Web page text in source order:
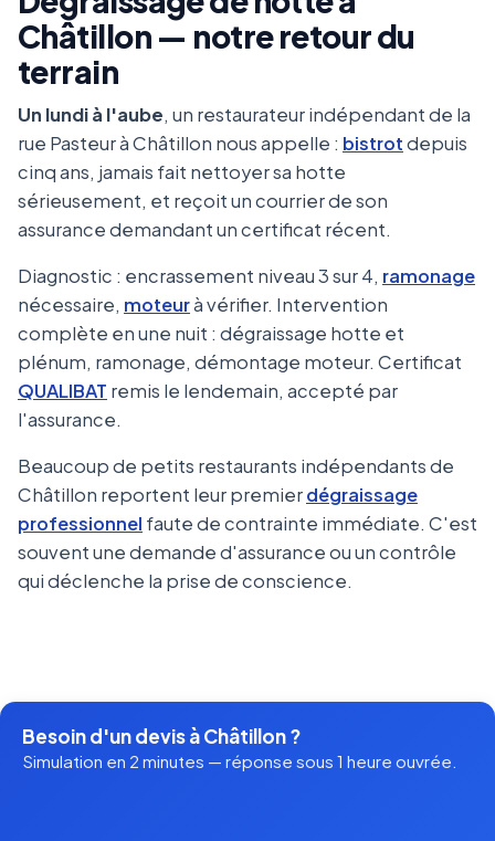
Châtillon — notre retour du
terrain
Un lundi à l'aube, un restaurateur indépendant de la
rue Pasteur à Châtillon nous appelle : bistrotdepuis
cinq ans, jamais fait nettoyer sa hotte
sérieusement, et reçoit un courrier de son
assurance demandant un certificat récent.
Diagnostic : encrassement niveau 3 sur 4, ramonage
nécessaire, moteurà vérifier. Intervention
complète en une nuit : dégraissage hotte et
plénum, ramonage, démontage moteur. Certificat
QUALIBAT remis le lendemain, accepté par
l'assurance.
Beaucoup de petits restaurants indépendants de
Châtillon reportent leur premierdégraissage
professionnel faute de contrainte immédiate. C'est
souvent une demande d'assurance ou un contrôle
qui déclenche la prise de conscience.
Besoin d'un devis à Châtillon ?
Simulation en 2 minutes — réponse sous 1 heure ouvrée.